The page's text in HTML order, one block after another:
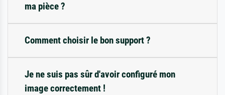
ma pièce ?
Comment choisir le bon support ?
Je ne suis pas sûr d'avoir configuré mon
image correctement !